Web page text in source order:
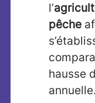
l’
pêche
hausse
annuelle.